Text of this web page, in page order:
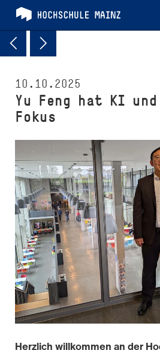
10.10.2025
Yu Feng hat KI
Fokus
Herzlich willkommen an der